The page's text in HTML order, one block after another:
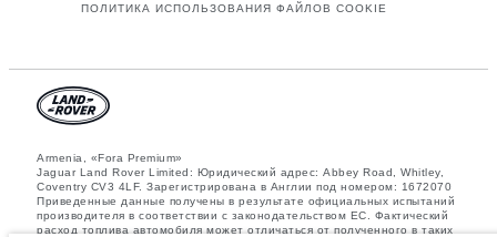
ПОЛИТИКА ИСПОЛЬЗОВАНИЯ ФАЙЛОВ COOKIE
Armenia, «Fora Premium»
Jaguar Land Rover Limited: Юридический адрес: Abbey Road, Whitley,
Coventry CV3 4LF. Зарегистрирована в Англии под номером: 1672070
Приведенные данные получены в результате официальных испытаний
производителя в соответствии с законодательством ЕС. Фактический
расход топлива автомобиля может отличаться от полученного в таких